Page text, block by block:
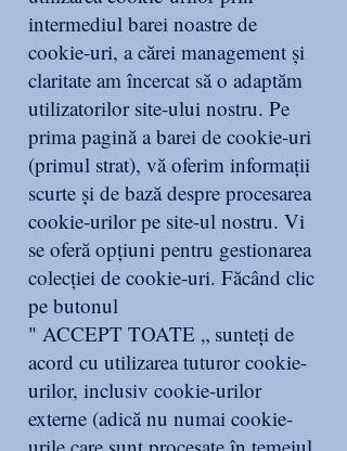
intermediul barei noastre de
cookie-uri, a cărei management și
claritate am încercat să o adaptăm
utilizatorilor site-ului nostru. Pe
prima pagină a barei de cookie-uri
(primul strat), vă oferim informații
scurte și de bază despre procesarea
cookie-urilor pe site-ul nostru. Vi
se oferă opțiuni pentru gestionarea
colecției de cookie-uri. Făcând clic
pe butonul
" ACCEPT TOATE „ sunteți de
acord cu utilizarea tuturor cookie-
urilor, inclusiv cookie-urilor
externe (adică nu numai cookie-